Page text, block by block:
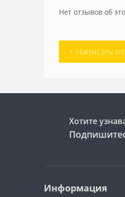
Нет отзывов об
+ Написать
Хотите
Информация